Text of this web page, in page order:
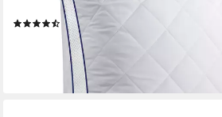
Seitenschläfer, Bauchschläfer, Seitschläfer
(371)
79,99 €
lieferbar - in 3-4 Werktagen bei dir